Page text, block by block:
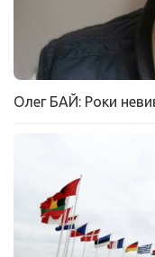
Олег БАЙ: Роки